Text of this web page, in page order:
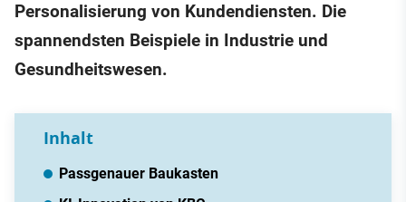
Personalisierung von Kundendiensten. Die
spannendsten Beispiele in Industrie und
Gesundheitswesen.
Inhalt
Passgenauer Baukasten